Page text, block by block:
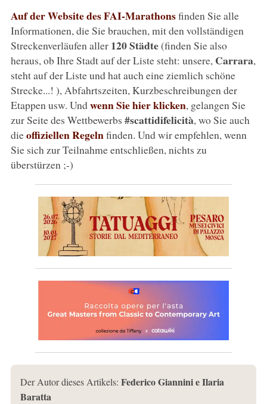
Auf der Website des FAI-Marathonsfinden Sie alle
Informationen, die Sie brauchen, mit den vollständigen
Streckenverläufen aller 120 Städte(finden Sie also
heraus, ob Ihre Stadt auf der Liste steht: unsere, Carrara,
steht auf der Liste und hat auch eine ziemlich schöne
Strecke...! ), Abfahrtszeiten, Kurzbeschreibungen der
Etappen usw. Undwenn Sie hier klicken, gelangen Sie
zur Seite des Wettbewerbs #scattidifelicità, wo Sie auch
dieoffiziellen Regelnfinden. Und wir empfehlen, wenn
Sie sich zur Teilnahme entschließen, nichts zu
überstürzen ;-)
Der Autor dieses Artikels: Federico Giannini e Ilaria
Baratta